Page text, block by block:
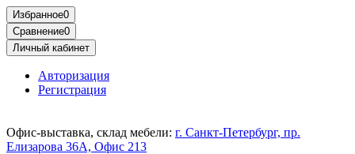
Избранное0
Сравнение0
Личный кабинет
Авторизация
Регистрация
Офис-выставка, склад мебели: г. Санкт-Петербург, пр.
Елизарова 36А, Офис 213